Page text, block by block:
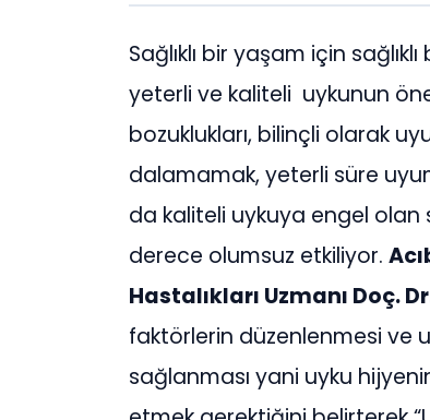
Sağlıklı bir yaşam için
yeterli ve kaliteli uykunun
bozuklukları, bilinçli olarak
dalamamak, yeterli süre
da kaliteli uykuya engel olan
derece olumsuz etkiliyor.
Hastalıkları Uzmanı Doç.
faktörlerin düzenlenmesi ve
sağlanması yani uyku